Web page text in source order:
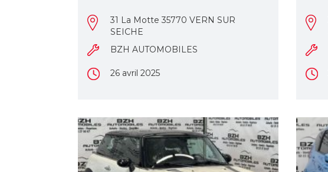
31 La Motte 35770 VERN SUR
SEICHE
BZH AUTOMOBILES
26 avril 2025